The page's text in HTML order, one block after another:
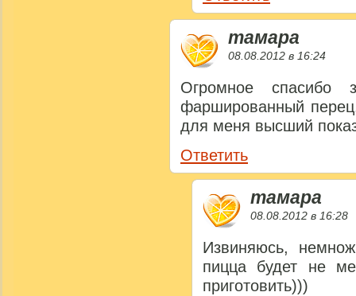
тамара
08.08.2012 в 16:24
Огромное спасибо
фаршированный
для меня высший
Ответить
тамара
08.08.2012 в 16:28
Извиняюсь,
пицца будет не
приготовить)))